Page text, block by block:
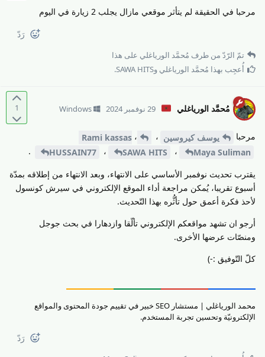
مرحبا في الحقيقة لم يتأثر موقعي مازال يجلب 2 زيارة في اليوم
رَدّ
تمّ الرّدّ من طرف مُحمَّد الورياغلي على هذا
أُعجِب بهذا مُحمَّد الورياغلي وSAWA HITS
.
1 مُحمَّد الورياغلي 29 نوفمبر 2024 Windows
مرحبا يوسف كيروسين ، Rami kassas ،
HUSSAIN77
، SAWA HITS ، Maya Suliman
.
يقترب تحديث نوفمبر الأساسي على الانتهاء، وبعد الانتهاء من إطلاقه بمدّة
أسبوع تقريبا، يُمكن مراجعة أداء الموقع الإلكتروني في سيرش كونسول
لأحذ فكرة أعمق حول تأثُّره بهذا التّحديث.
أرجو ان تشهد مواقعكم الإلكتروني تألّقا وازدهارا في بحث جوجل
ومنصّات عرضها الأخرى.
كلّ التّوفيق :-)
محمد الورياغلي | مستشار SEO خبير في تقييم جودة المحتوى والمواقع
الإلكترونيّة وتحسين تجربة المستخدم.
رَدّ